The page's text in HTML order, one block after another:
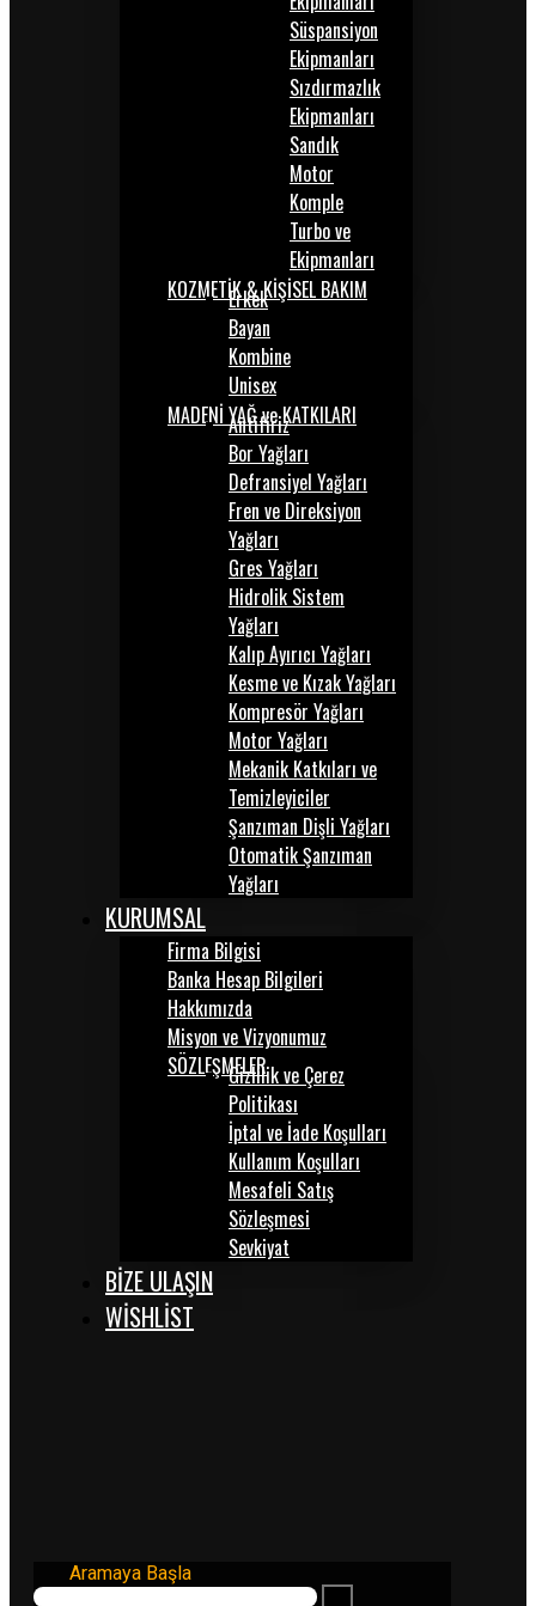
Süspansiyon
Ekipmanları
Sızdırmazlık
Ekipmanları
Sandık
Motor
Komple
Turbo ve
Ekipmanları
KOZMETİK & KİŞİSEL BAKIM
Erkek
Bayan
Kombine
Unisex
MADENİ YAĞ ve KATKILARI
Antifiriz
Bor Yağları
Defransiyel Yağları
Fren ve Direksiyon
Yağları
Gres Yağları
Hidrolik Sistem
Yağları
Kalıp Ayırıcı Yağları
Kesme ve Kızak Yağları
Kompresör Yağları
Motor Yağları
Mekanik Katkıları ve
Temizleyiciler
Şanzıman Dişli Yağları
Otomatik Şanzıman
Yağları
KURUMSAL
Firma Bilgisi
Banka Hesap Bilgileri
Hakkımızda
Misyon ve Vizyonumuz
SÖZLEŞMELERGizlilik ve Çerez
Politikası
İptal ve İade Koşulları
Kullanım Koşulları
Mesafeli Satış
Sözleşmesi
Sevkiyat
BİZE ULAŞIN
WISHLIST
Aramaya Başla